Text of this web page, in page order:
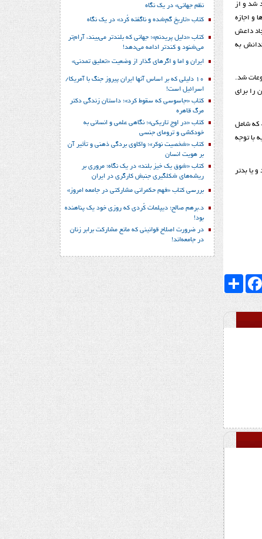
شد و از
و اجازه
داعش
به
شد.
را برای
که شامل
و ترکیه با توجه
یا بدتر
اشتراکFacebook
نظم جهانی» در یک نگاه
کتاب «تاریخ گم‌شده و ناگفته کُرد» در یک نگاه
کتاب «دلیل پریدنم»؛ جهانی که بلندتر می‌بیند، آرام‌تر
می‌شنود و کندتر ادامه می‌دهد!
ایران و اما و اگرهای گذار از وضعیت «تعلیق تمدنی»
10 دلیلی که بر اساس آنها ایران پیروز جنگ با آمریکا/
اسرائیل است!
کتاب «جاسوسی که سقوط کرد»؛ داستان زندگی دکتر
مرگ قاهره
کتاب «در اوج تاریکی»؛ نگاهی علمی و انسانی به
خودکشی و ترومای جنسی
کتاب «شخصیت نوکر»؛ واکاوی بردگی ذهنی و تأثیر آن
بر هویت انسان
کتاب «شوق یک خیز بلند» در یک نگاه؛ مروری بر
ریشه‌های شکل‎گیری جنبش کارگری در ایران
بررسی کتاب «فهم حکمرانی مشارکتی در جامعه امروز»
د.برهم صالح؛ دیپلمات کُردی که روزی خود یک پناهنده
بود!
در ضرورت اصلاح قوانینی که مانع مشارکت برابر زنان
در جامعه‌اند!